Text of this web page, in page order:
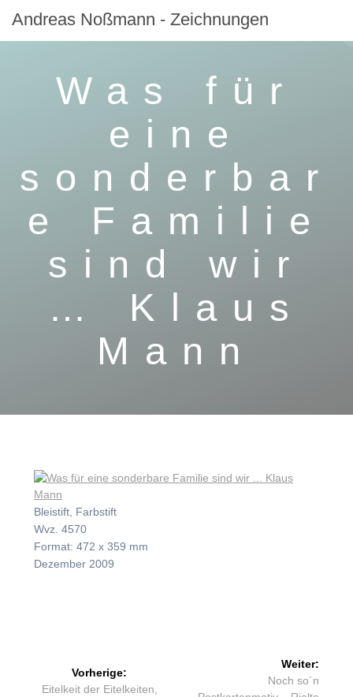
Inhalt
springen
Andreas Noßmann - Zeichnungen
Was für
eine
sonderbar
e Familie
sind wir
… Klaus
Mann
Bleistift, Farbstift
Wvz. 4570
Format: 472 x 359 mm
Dezember 2009
Vorherige:
Vorheriger
Eitelkeit der Eitelkeiten,
Weiter:
Nächster
Noch so´n